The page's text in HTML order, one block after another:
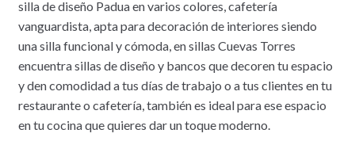
silla de diseño Padua en varios colores, cafetería
vanguardista, apta para decoración de interiores siendo
una silla funcional y cómoda, en sillas Cuevas Torres
encuentra sillas de diseño y bancos que decoren tu espacio
y den comodidad a tus días de trabajo o a tus clientes en tu
restaurante o cafetería, también es ideal para ese espacio
en tu cocina que quieres dar un toque moderno.